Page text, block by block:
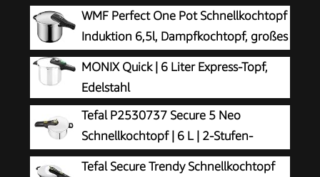
WMF Perfect One Pot Schnellkochtopf
Induktion 6,5l, Dampfkochtopf, großes
Kochsignal, 2 Kochstufen,
abnehmbarer Deckelgriff, Cromargan Edelstahl
MONIX Quick | 6 Liter Express-Topf,
Edelstahl
Tefal P2530737 Secure 5 Neo
Schnellkochtopf | 6 L | 2-Stufen-
Garregler | hochwertiger | Silber/Grün
Tefal Secure Trendy Schnellkochtopf